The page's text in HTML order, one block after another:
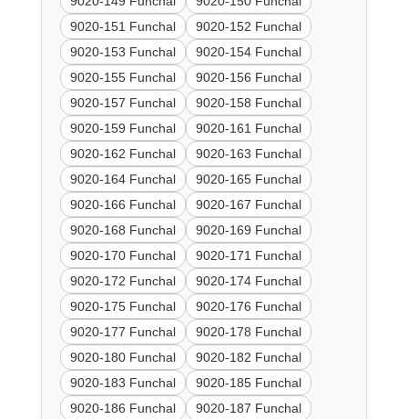
9020-151 Funchal
9020-152 Funchal
9020-153 Funchal
9020-154 Funchal
9020-155 Funchal
9020-156 Funchal
9020-157 Funchal
9020-158 Funchal
9020-159 Funchal
9020-161 Funchal
9020-162 Funchal
9020-163 Funchal
9020-164 Funchal
9020-165 Funchal
9020-166 Funchal
9020-167 Funchal
9020-168 Funchal
9020-169 Funchal
9020-170 Funchal
9020-171 Funchal
9020-172 Funchal
9020-174 Funchal
9020-175 Funchal
9020-176 Funchal
9020-177 Funchal
9020-178 Funchal
9020-180 Funchal
9020-182 Funchal
9020-183 Funchal
9020-185 Funchal
9020-186 Funchal
9020-187 Funchal